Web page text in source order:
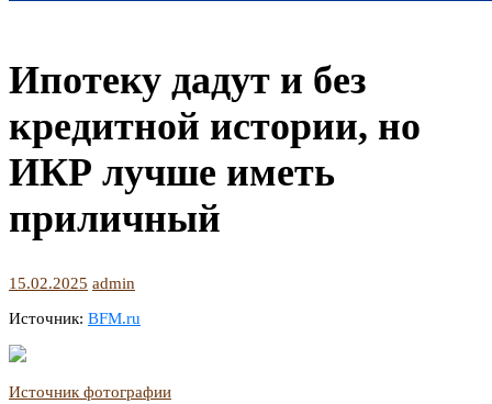
Ипотеку дадут и без
кредитной истории, но
ИКР лучше иметь
приличный
15.02.2025 admin
Источник: BFM.ru
Источник фотографии